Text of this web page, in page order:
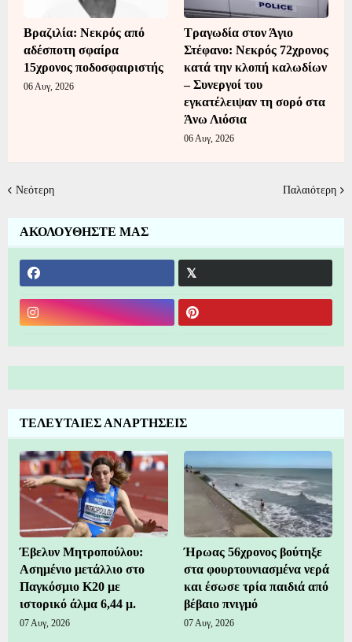
Βραζιλία: Νεκρός από
αδέσποτη σφαίρα
15χρονος ποδοσφαιριστής
06 Αυγ, 2026
Τραγωδία στον Άγιο
Στέφανο: Νεκρός 72χρονος
κατά την κλοπή καλωδίων
– Συνεργοί του
εγκατέλειψαν τη σορό στα
Άνω Λιόσια
06 Αυγ, 2026
Νεότερη Παλαιότερη
ΑΚΟΛΟΥΘΗΣΤΕ ΜΑΣ
ΤΕΛΕΥΤΑΙΕΣ ΑΝΑΡΤΗΣΕΙΣ
Έβελυν Μητροπούλου:
Ασημένιο μετάλλιο στο
Παγκόσμιο Κ20 με
ιστορικό άλμα 6,44 μ.
07 Αυγ, 2026
Ήρωας 56χρονος βούτηξε
στα φουρτουνιασμένα νερά
και έσωσε τρία παιδιά από
βέβαιο πνιγμό
07 Αυγ, 2026